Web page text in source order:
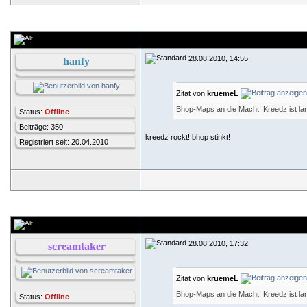
hanfy
Status: Offline
Beiträge: 350
Registriert seit: 20.04.2010
28.08.2010, 14:55
Zitat von kruemeL
Bhop-Maps an die Macht! Kreedz ist
kreedz rockt! bhop stinkt!
screamtaker
Status: Offline
28.08.2010, 17:32
Zitat von kruemeL
Bhop-Maps an die Macht! Kreedz ist